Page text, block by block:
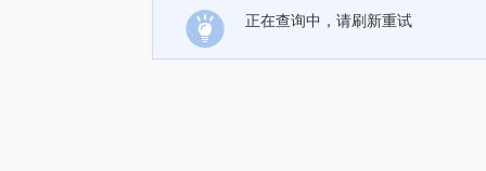
正在查询中，请刷新重试